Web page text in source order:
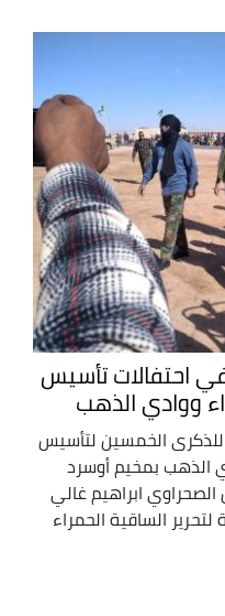
احتفالات تأسيس
ووادي الذهب
الخمسين لتأسيس
الذهب بمخيم أوسرد
ابراهيم غالي
الساقية الحمراء